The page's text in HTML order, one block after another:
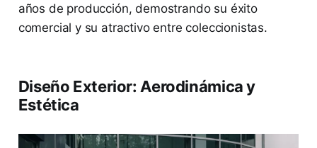
años de producción, demostrando su éxito
comercial y su atractivo entre coleccionistas.
Diseño Exterior: Aerodinámica y
Estética